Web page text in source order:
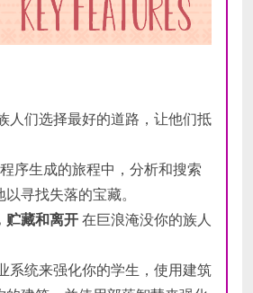
人们选择最好的道路，让他们抵
序生成的旅程中，分析和搜索
寻找失落的宝藏。
贮藏和离开在巨浪淹没你的族人
系统来强化你的学生，使用建筑